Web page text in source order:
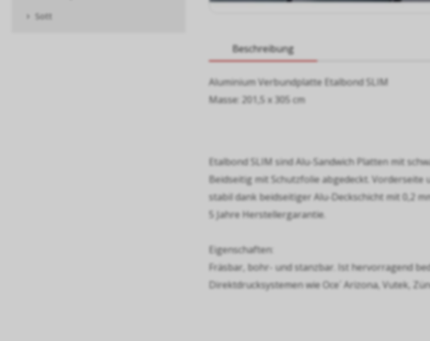
Sott
Beschreibung
Aluminium Verbundplatte Etalbond SLIM
Masse: 201,5 x 305 cm
Etalbond SLIM sind Alu-Sandwich Platten mit
Beidseitig mit Schutzfolie abgedeckt. Vorderseite
stabil dank beidseitiger Alu-Deckschicht mit 0,2
5 Jahre Herstellergarantie.
Eigenschaften:
Fräsbar, bohr- und stanzbar. Ist hervorragend
Direktdrucksystemen wie Oce´ Arizona, Vutek,